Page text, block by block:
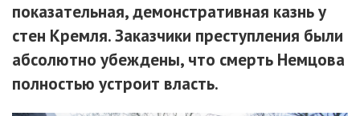
показательная, демонстративная казнь у
стен Кремля. Заказчики преступления были
абсолютно убеждены, что смерть Немцова
полностью устроит власть.